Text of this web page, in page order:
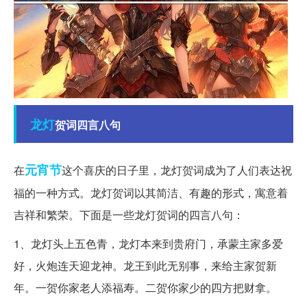
龙灯贺词四言八句
在元宵节这个喜庆的日子里，龙灯贺词成为了人们表达祝
福的一种方式。龙灯贺词以其简洁、有趣的形式，寓意着
吉祥和繁荣。下面是一些龙灯贺词的四言八句：
1、龙灯头上五色青，龙灯本来到贵府门，承蒙主家多爱
好，火炮连天迎龙神。龙王到此无别事，来给主家贺新
年。一贺你家老人添福寿。二贺你家少的四方把财拿。